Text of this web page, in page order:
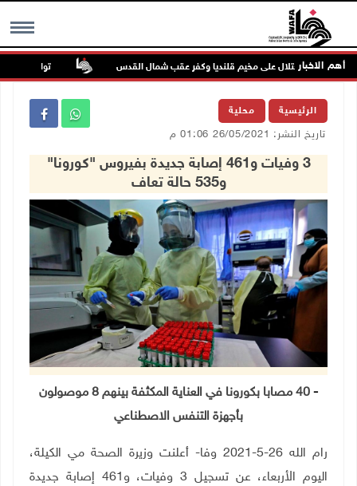
MENU أهم الاخبار تواصل
الرئيسية محلية
تاريخ النشر: 26/05/2021 01:06 م
3 وفيات و461 إصابة جديدة بفيروس "كورونا"
و535 حالة تعاف
-
40 مصابا بكورونا في العناية المكثفة بينهم 8 موصولون
بأجهزة التنفس الاصطناعي
رام الله 26-5-2021 وفا- أعلنت وزيرة الصحة مي الكيلة،
اليوم الأربعاء، عن تسجيل 3 وفيات، و461 إصابة جديدة